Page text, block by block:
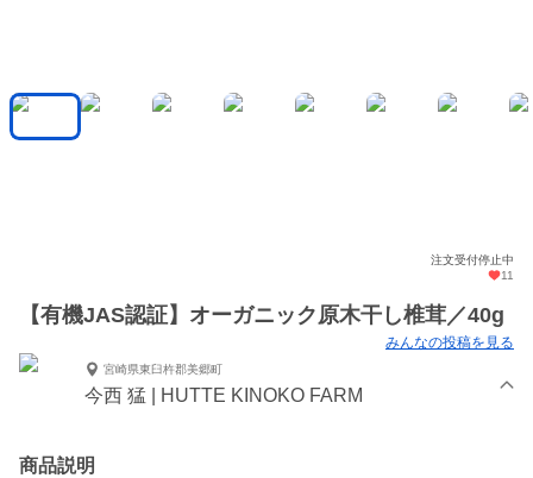
注文受付停止中
11
【有機JAS認証】オーガニック原木干し椎茸／40g
みんなの投稿を見る
宮崎県東臼杵郡美郷町
今西 猛 | HUTTE KINOKO FARM
商品説明